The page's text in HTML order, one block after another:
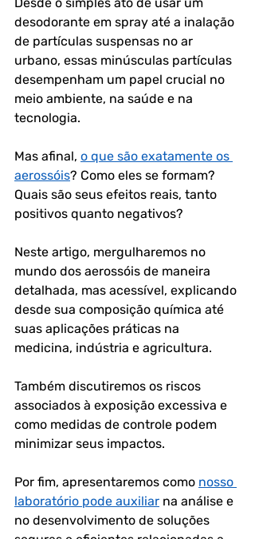
desodorante em spray até a inalação
de partículas suspensas no ar
urbano, essas minúsculas partículas
desempenham um papel crucial no
meio ambiente, na saúde e na
tecnologia.
Mas afinal, o que são exatamente os
aerossóis? Como eles se formam?
Quais são seus efeitos reais, tanto
positivos quanto negativos?
Neste artigo, mergulharemos no
mundo dos aerossóis de maneira
detalhada, mas acessível, explicando
desde sua composição química até
suas aplicações práticas na
medicina, indústria e agricultura.
Também discutiremos os riscos
associados à exposição excessiva e
como medidas de controle podem
minimizar seus impactos.
Por fim, apresentaremos como nosso
laboratório pode auxiliar na análise e
no desenvolvimento de soluções